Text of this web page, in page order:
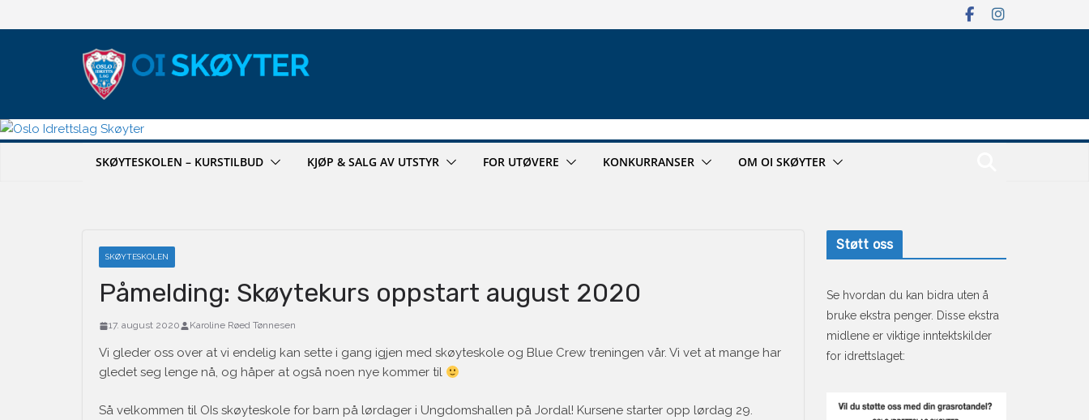
til
SKØYTESKOLEN – KURSTILBUD KJØP & SALG AV UTSTYR FOR UTØVERE KONKURRANSER OM OI SKØYTER
SKØYTESKOLEN
Påmelding: Skøytekurs oppstart august 2020
17. august 2020 Karoline Røed Tønnesen
Vi gleder oss over at vi endelig kan sette i gang igjen med skøyteskole og Blue Crew treningen vår. Vi vet at mange har
gledet seg lenge nå, og håper at også noen nye kommer til
Så velkommen til OIs skøyteskole for barn på lørdager i Ungdomshallen på Jordal! Kursene starter opp lørdag 29.
Støtt oss
Se hvordan du kan bidra uten å
bruke ekstra penger. Disse ekstra
midlene er viktige inntektskilder
for idrettslaget: